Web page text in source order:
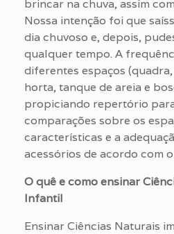
brincar na chuva, assim
Nossa intenção foi que
dia chuvoso e, depois,
qualquer tempo. A
diferentes espaços
horta, tanque de areia e
propiciando repertório
comparações sobre os
características e a
acessórios de acordo com
O quê e como ensinar
Infantil
Ensinar Ciências Naturais